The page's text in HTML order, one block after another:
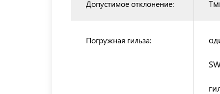
Допустимое отклонение:
Погружная гильза: